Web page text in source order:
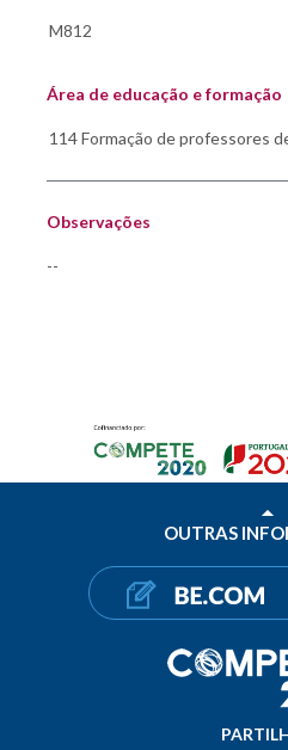
Área de educação e formação
Observações
--
OUTRAS